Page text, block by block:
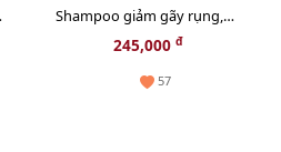
Shampoo giảm gãy rụng,
mềm mượt, bồng bềnh -
245,000 đ
57